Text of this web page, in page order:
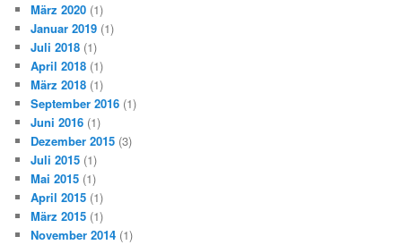
März 2020 (1)
Januar 2019 (1)
Juli 2018 (1)
April 2018 (1)
März 2018 (1)
September 2016 (1)
Juni 2016 (1)
Dezember 2015 (3)
Juli 2015 (1)
Mai 2015 (1)
April 2015 (1)
März 2015 (1)
November 2014 (1)